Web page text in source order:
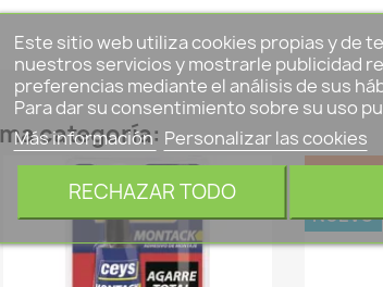
categoría:
NUEVO
Este sitio web utiliza cookies propias y de
nuestros servicios y mostrarle publicidad
preferencias mediante el análisis de sus
Para dar su consentimiento sobre su uso
Más información Personalizar las cookies
RECHAZAR TODO